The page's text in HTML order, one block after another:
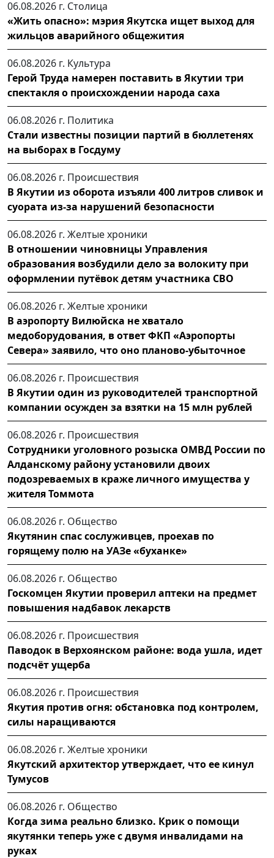
06.08.2026 г. Столица
«Жить опасно»: мэрия Якутска ищет выход для
жильцов аварийного общежития
06.08.2026 г. Культура
Герой Труда намерен поставить в Якутии три
спектакля о происхождении народа саха
06.08.2026 г. Политика
Стали известны позиции партий в бюллетенях
на выборах в Госдуму
06.08.2026 г. Происшествия
В Якутии из оборота изъяли 400 литров сливок и
суората из-за нарушений безопасности
06.08.2026 г. Желтые хроники
В отношении чиновницы Управления
образования возбудили дело за волокиту при
оформлении путёвок детям участника СВО
06.08.2026 г. Желтые хроники
В аэропорту Вилюйска не хватало
медоборудования, в ответ ФКП «Аэропорты
Севера» заявило, что оно планово-убыточное
06.08.2026 г. Происшествия
В Якутии один из руководителей транспортной
компании осужден за взятки на 15 млн рублей
06.08.2026 г. Происшествия
Сотрудники уголовного розыска ОМВД России по
Алданскому району установили двоих
подозреваемых в краже личного имущества у
жителя Томмота
06.08.2026 г. Общество
Якутянин спас сослуживцев, проехав по
горящему полю на УАЗе «буханке»
06.08.2026 г. Общество
Госкомцен Якутии проверил аптеки на предмет
повышения надбавок лекарств
06.08.2026 г. Происшествия
Паводок в Верхоянском районе: вода ушла, идет
подсчёт ущерба
06.08.2026 г. Происшествия
Якутия против огня: обстановка под контролем,
силы наращиваются
06.08.2026 г. Желтые хроники
Якутский архитектор утверждает, что ее кинул
Тумусов
06.08.2026 г. Общество
Когда зима реально близко. Крик о помощи
якутянки теперь уже с двумя инвалидами на
руках